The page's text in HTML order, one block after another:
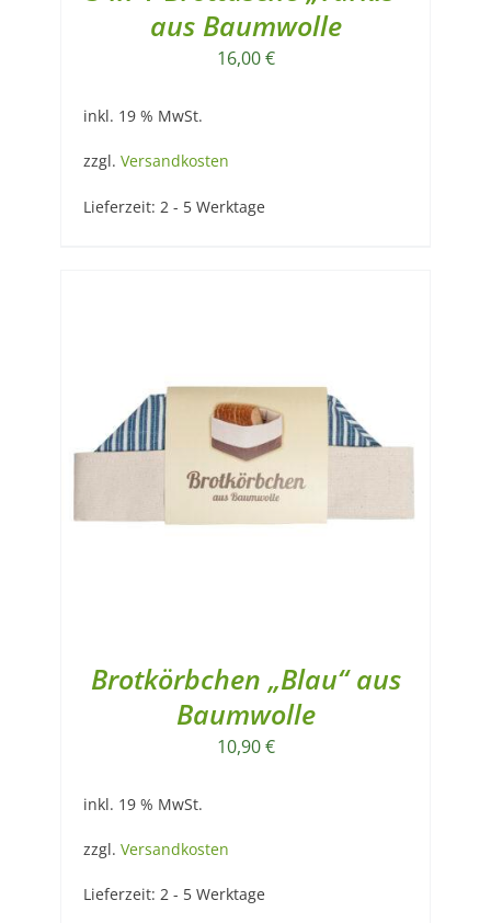
aus Baumwolle
16,00€
inkl. 19 % MwSt.
zzgl. Versandkosten
Lieferzeit: 2 - 5 Werktage
Brotkörbchen „Blau“ aus
Baumwolle
10,90€
inkl. 19 % MwSt.
zzgl. Versandkosten
Lieferzeit: 2 - 5 Werktage